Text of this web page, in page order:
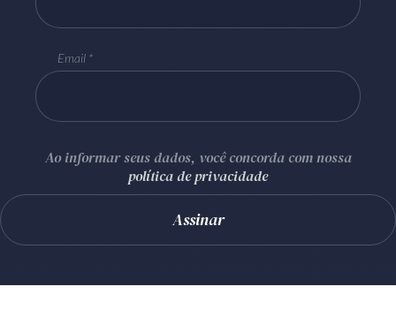
Email
Ao informar seus dados, você concorda com nossa
política de privacidade